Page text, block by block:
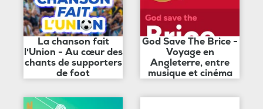
La chanson fait
l'Union - Au cœur des
chants de supporters
de foot
God Save The Brice -
Voyage en
Angleterre, entre
musique et cinéma